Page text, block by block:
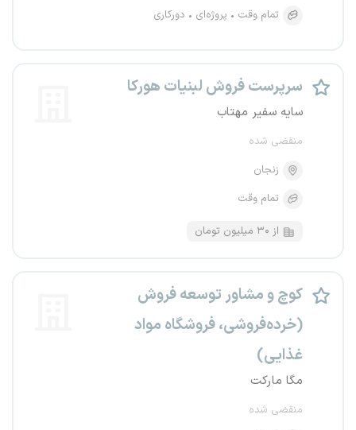
تمام وقت
پروژه‌ای دورکاری
سرپرست فروش لبنیات هورکا
سایه سفیر مهتاب
منقضی شده
زنجان
تمام وقت
از ۳۰ میلیون تومان
کوچ و مشاور توسعه فروش
(خرده‌فروشی، فروشگاه مواد
غذایی)
مگا مارکت
منقضی شده